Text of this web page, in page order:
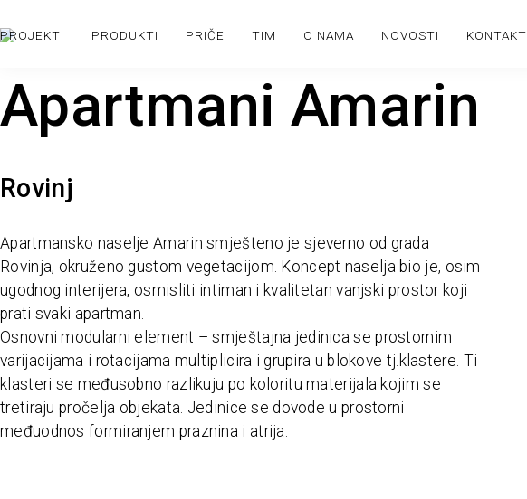
PROJEKTI PRODUKTI PRIČE TIM O NAMA NOVOSTI KONTAKT
Apartmani Amarin
Rovinj
Apartmansko naselje Amarin smješteno je sjeverno od grada
Rovinja, okruženo gustom vegetacijom. Koncept naselja bio je, osim
ugodnog interijera, osmisliti intiman i kvalitetan vanjski prostor koji
prati svaki apartman.
Osnovni modularni element – smještajna jedinica se prostornim
varijacijama i rotacijama multiplicira i grupira u blokove tj.klastere. Ti
klasteri se međusobno razlikuju po koloritu materijala kojim se
tretiraju pročelja objekata. Jedinice se dovode u prostorni
međuodnos formiranjem praznina i atrija.